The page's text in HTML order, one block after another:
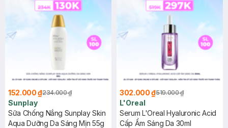
152.000 ₫234.000 ₫
Sunplay
Sữa Chống Nắng Sunplay Skin
Aqua Dưỡng Da Sáng Mịn 55g
302.000 ₫519.000 ₫
L'Oreal
Serum L'Oreal Hyaluronic Acid
Cấp Ẩm Sáng Da 30ml